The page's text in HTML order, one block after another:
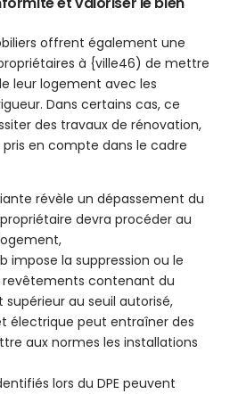
offrent également une
à {ville46) de mettre
leur logement avec les
Dans certains cas, ce
des travaux de rénovation,
en compte dans le cadre
révèle un dépassement du
devra procéder au
impose la suppression ou le
contenant du
supérieur au seuil autorisé,
électrique peut entraîner des
aux normes les installations
lors du DPE peuvent